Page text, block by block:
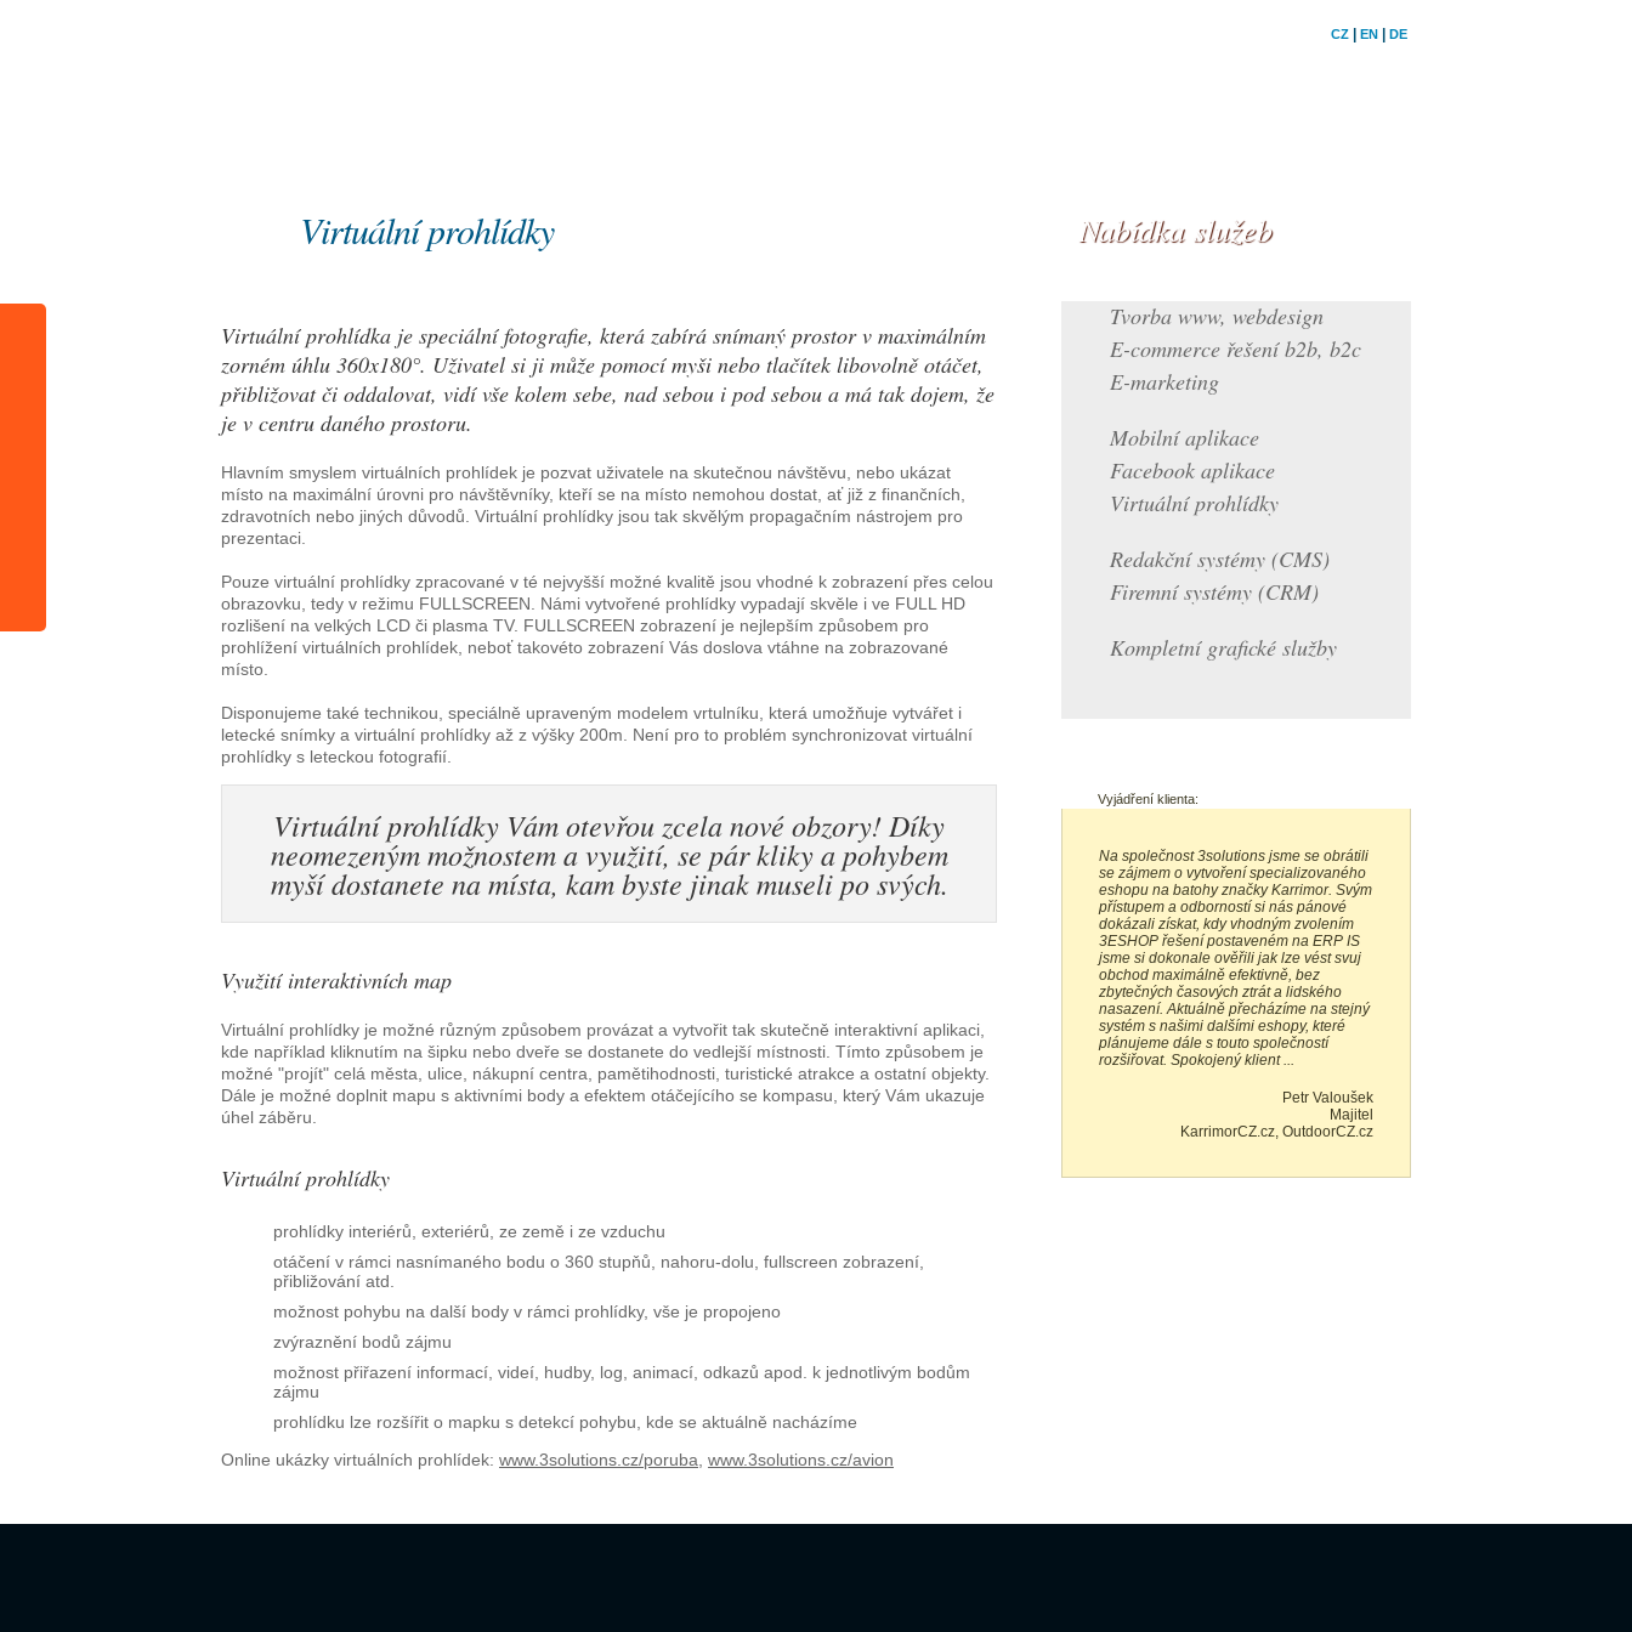
CZ EN DE
Nabídka služeb
Tvorba www, webdesign
E-commerce řešení b2b, b2c
E-marketing
Mobilní aplikace
Facebook aplikace
Virtuální prohlídky
Redakční systémy (CMS)
Firemní systémy (CRM)
Kompletní grafické služby
Vyjádření klienta:
Na společnost 3solutions jsme se obrátili
se zájmem o vytvoření specializovaného
eshopu na batohy značky Karrimor. Svým
přístupem a odborností si nás pánové
dokázali získat, kdy vhodným zvolením
3ESHOP řešení postaveném na ERP IS
jsme si dokonale ověřili jak lze vést svuj
obchod maximálně efektivně, bez
zbytečných časových ztrát a lidského
nasazení. Aktuálně přecházíme na stejný
systém s našimi dalšími eshopy, které
plánujeme dále s touto společností
rozšiřovat. Spokojený klient ...
Petr Valoušek
Majitel
KarrimorCZ.cz, OutdoorCZ.cz
Virtuální prohlídky
Virtuální prohlídka je speciální fotografie, která zabírá snímaný prostor v maximálním
zorném úhlu 360x180°. Uživatel si ji může pomocí myši nebo tlačítek libovolně otáčet,
přibližovat či oddalovat, vidí vše kolem sebe, nad sebou i pod sebou a má tak dojem, že
je v centru daného prostoru.
Hlavním smyslem virtuálních prohlídek je pozvat uživatele na skutečnou návštěvu, nebo ukázat
místo na maximální úrovni pro návštěvníky, kteří se na místo nemohou dostat, ať již z finančních,
zdravotních nebo jiných důvodů. Virtuální prohlídky jsou tak skvělým propagačním nástrojem pro
prezentaci.
Pouze virtuální prohlídky zpracované v té nejvyšší možné kvalitě jsou vhodné k zobrazení přes celou
obrazovku, tedy v režimu FULLSCREEN. Námi vytvořené prohlídky vypadají skvěle i ve FULL HD
rozlišení na velkých LCD či plasma TV. FULLSCREEN zobrazení je nejlepším způsobem pro
prohlížení virtuálních prohlídek, neboť takovéto zobrazení Vás doslova vtáhne na zobrazované
místo.
Disponujeme také technikou, speciálně upraveným modelem vrtulníku, která umožňuje vytvářet i
letecké snímky a virtuální prohlídky až z výšky 200m. Není pro to problém synchronizovat virtuální
prohlídky s leteckou fotografií.
Virtuální prohlídky Vám otevřou zcela nové obzory! Díky
neomezeným možnostem a využití, se pár kliky a pohybem
myší dostanete na místa, kam byste jinak museli po svých.
Využití interaktivních map
Virtuální prohlídky je možné různým způsobem provázat a vytvořit tak skutečně interaktivní aplikaci,
kde například kliknutím na šipku nebo dveře se dostanete do vedlejší místnosti. Tímto způsobem je
možné "projít" celá města, ulice, nákupní centra, pamětihodnosti, turistické atrakce a ostatní objekty.
Dále je možné doplnit mapu s aktivními body a efektem otáčejícího se kompasu, který Vám ukazuje
úhel záběru.
Virtuální prohlídky
prohlídky interiérů, exteriérů, ze země i ze vzduchu
otáčení v rámci nasnímaného bodu o 360 stupňů, nahoru-dolu, fullscreen zobrazení,
přibližování atd.
možnost pohybu na další body v rámci prohlídky, vše je propojeno
zvýraznění bodů zájmu
možnost přiřazení informací, videí, hudby, log, animací, odkazů apod. k jednotlivým bodům
zájmu
prohlídku lze rozšířit o mapku s detekcí pohybu, kde se aktuálně nacházíme
Online ukázky virtuálních prohlídek: www.3solutions.cz/poruba www.3solutions.cz/avion